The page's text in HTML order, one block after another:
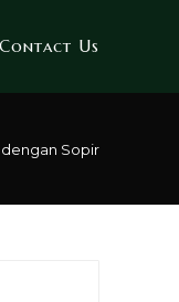
Contact Us
Sopir